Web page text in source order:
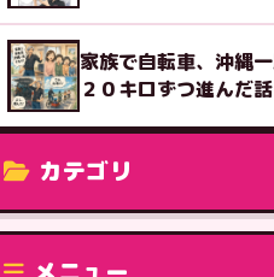
家族で自転車、沖縄
２０キロずつ進んだ
カテゴリ
修理（機種から）